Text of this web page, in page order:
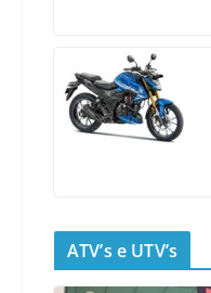
ATV’s e UTV’s